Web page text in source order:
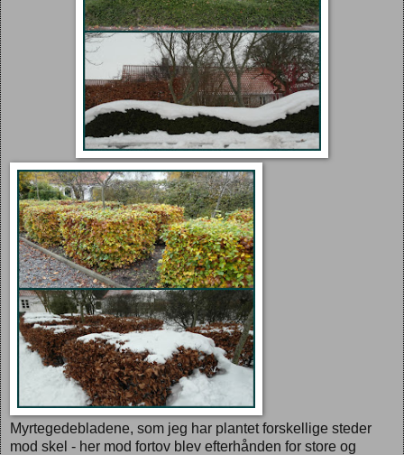
Myrtegedebladene, som jeg har plantet forskellige steder
mod skel - her mod fortov blev efterhånden for store og